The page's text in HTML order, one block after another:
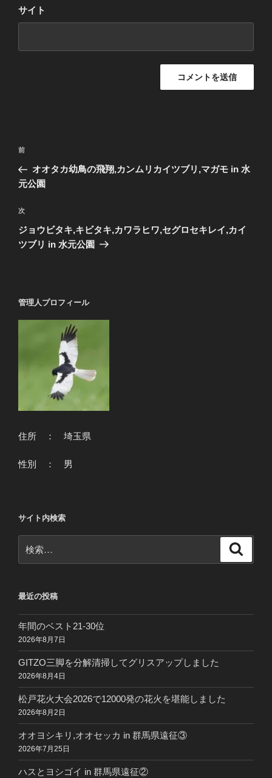
サイト
投
ナ
ゲ
ー
シ
前
の
投
前
オオタカ幼鳥の飛翔,カンムリカイツブリ,マガモ in 水
元公園
次
の
投
次
ジョウビタキ,キビタキ,カワラヒワ,セグロセキレイ,カイ
ツブリ in 水元公園
管理人プロフィール
住所 ： 埼玉県
性別 ： 男
サイト内検索
索:
最近の投稿
年間のベスト21-30位
2026年8月7日
GITZO三脚を分解清掃してグリスアップしました
2026年8月4日
松戸花火大会2026で12000発の花火を堪能しました
2026年8月2日
オオヨシキリ,オオセッカ in 群馬県遠征③
2026年7月25日
ハスとヨシゴイ in 群馬県遠征②